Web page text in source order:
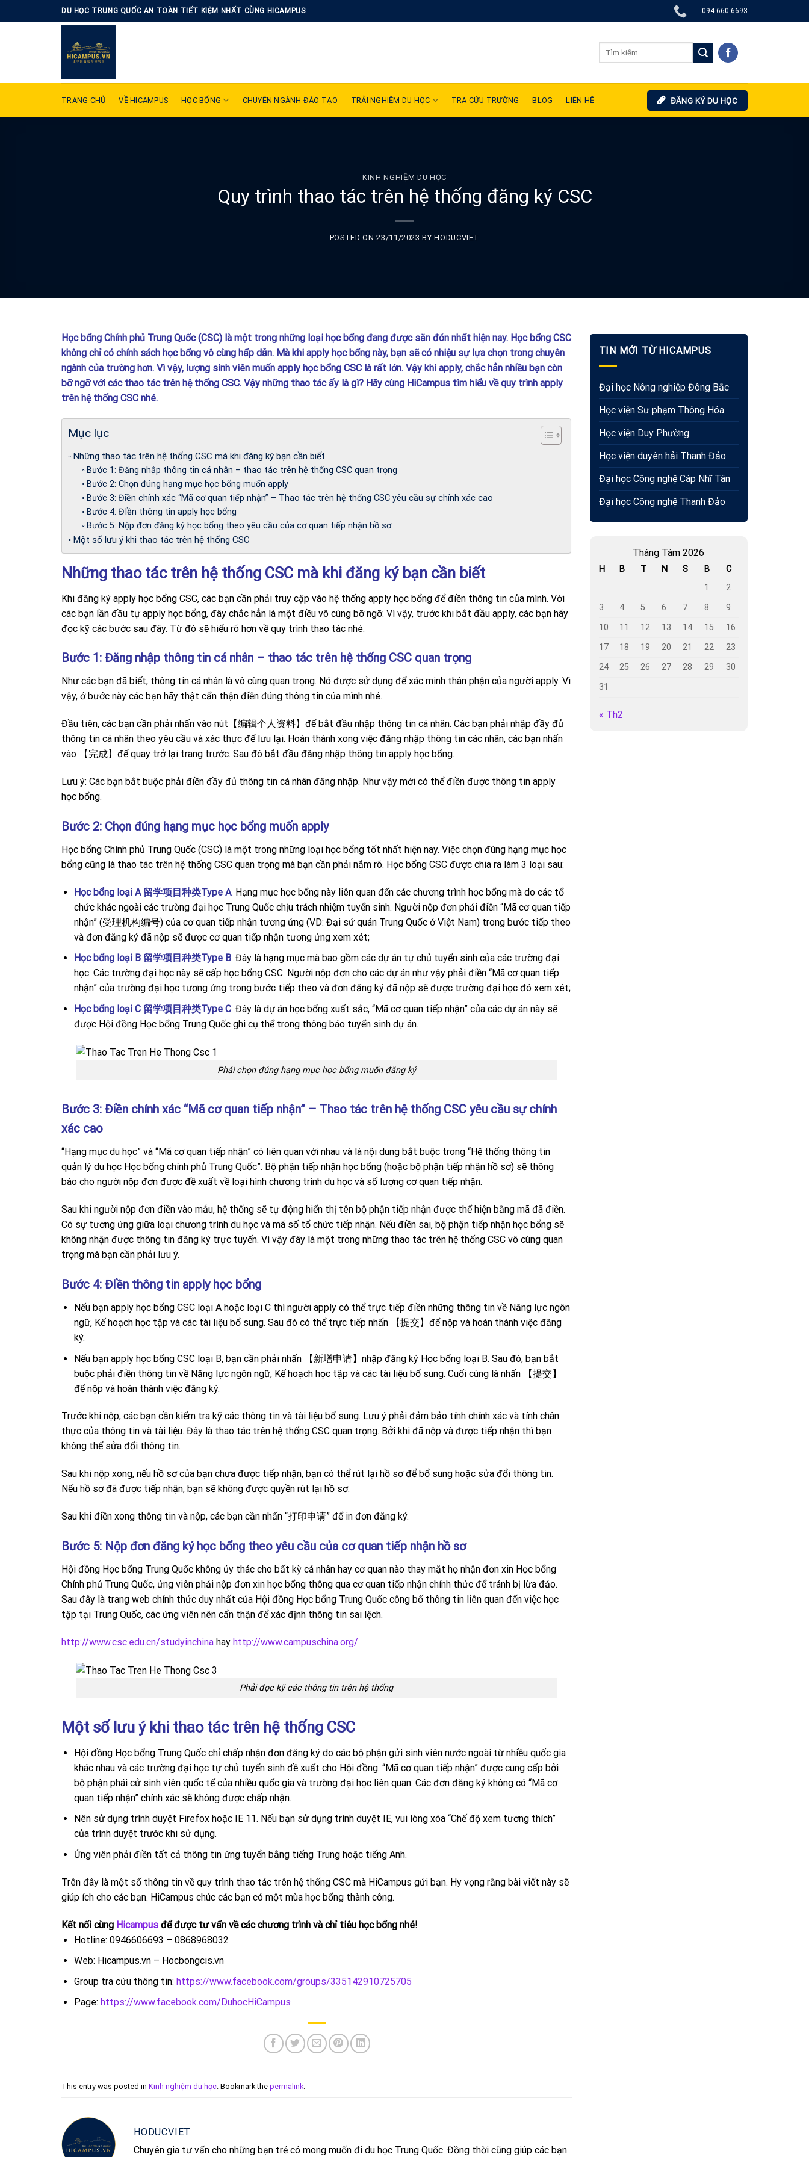
to
DU HỌC TRUNG QUỐC AN TOÀN TIẾT KIỆM NHẤT CÙNG HICAMPUS 094.660.6693
TRANG CHỦ VỀ HICAMPUS HỌC BỔNG CHUYÊN NGÀNH ĐÀO TẠO TRẢI NGHIỆM DU HỌC TRA CỨU TRƯỜNG BLOG LIÊN HỆ ĐĂNG KÝ DU HỌC
KINH NGHIỆM DU HỌC
Quy trình thao tác trên hệ thống đăng ký CSC
POSTED ON23/11/2023 BYHODUCVIET
Học bổng Chính phủ Trung Quốc (CSC) là một trong những loại học bổng đang được săn đón nhất hiện nay. Học bổng CSC
không chỉ có chính sách học bổng vô cùng hấp dẫn. Mà khi apply học bổng này, bạn sẽ có nhiệu sự lựa chọn trong chuyên
ngành của trường hơn. Vì vậy, lượng sinh viên muốn apply học bổng CSC là rất lớn. Vậy khi apply, chắc hẳn nhiều bạn còn
bỡ ngỡ với các thao tác trên hệ thống CSC. Vậy những thao tác ấy là gì? Hãy cùng HiCampus tìm hiểu về quy trình apply
trên hệ thống CSC nhé.
Mục lục
Những thao tác trên hệ thống CSC mà khi đăng ký bạn cần biết
Bước 1: Đăng nhập thông tin cá nhân – thao tác trên hệ thống CSC quan trọng
Bước 2: Chọn đúng hạng mục học bổng muốn apply
Bước 3: Điền chính xác “Mã cơ quan tiếp nhận” – Thao tác trên hệ thống CSC yêu cầu sự chính xác cao
Bước 4: ĐIền thông tin apply học bổng
Bước 5: Nộp đơn đăng ký học bổng theo yêu cầu của cơ quan tiếp nhận hồ sơ
Một số lưu ý khi thao tác trên hệ thống CSC
Những thao tác trên hệ thống CSC mà khi đăng ký bạn cần biết
Khi đăng ký apply học bổng CSC, các bạn cần phải truy cập vào hệ thống apply học bổng để điền thông tin của mình. Với
các bạn lần đầu tự apply học bổng, đây chắc hẳn là một điều vô cùng bỡ ngỡ. Vì vậy, trước khi bắt đầu apply, các bạn hãy
đọc kỹ các bước sau đây. Từ đó sẽ hiểu rõ hơn về quy trình thao tác nhé.
Bước 1: Đăng nhập thông tin cá nhân – thao tác trên hệ thống CSC quan trọng
Như các bạn đã biết, thông tin cá nhân là vô cùng quan trọng. Nó được sử dụng để xác minh thân phận của người apply. Vì
vậy, ở bước này các bạn hãy thật cẩn thận điền đúng thông tin của mình nhé.
Đầu tiên, các bạn cần phải nhấn vào nút【编辑个人资料】để bắt đầu nhập thông tin cá nhân. Các bạn phải nhập đầy đủ
thông tin cá nhân theo yêu cầu và xác thực để lưu lại. Hoàn thành xong việc đăng nhập thông tin các nhân, các bạn nhấn
vào 【完成】để quay trở lại trang trước. Sau đó bắt đầu đăng nhập thông tin apply học bổng.
Lưu ý: Các bạn bắt buộc phải điền đầy đủ thông tin cá nhân đăng nhập. Như vậy mới có thể điền được thông tin apply
học bổng.
Bước 2: Chọn đúng hạng mục học bổng muốn apply
Học bổng Chính phủ Trung Quốc (CSC) là một trong những loại học bổng tốt nhất hiện nay. Việc chọn đúng hạng mục học
bổng cũng là thao tác trên hệ thống CSC quan trọng mà bạn cần phải nắm rõ. Học bổng CSC được chia ra làm 3 loại sau:
Học bổng loại A 留学项目种类Type A. Hạng mục học bổng này liên quan đến các chương trình học bổng mà do các tổ
chức khác ngoài các trường đại học Trung Quốc chịu trách nhiệm tuyển sinh. Người nộp đơn phải điền “Mã cơ quan tiếp
nhận” (受理机构编号) của cơ quan tiếp nhận tương ứng (VD: Đại sứ quán Trung Quốc ở Việt Nam) trong bước tiếp theo
và đơn đăng ký đã nộp sẽ được cơ quan tiếp nhận tương ứng xem xét;
Học bổng loại B 留学项目种类Type B. Đây là hạng mục mà bao gồm các dự án tự chủ tuyển sinh của các trường đại
học. Các trường đại học này sẽ cấp học bổng CSC. Người nộp đơn cho các dự án như vậy phải điền “Mã cơ quan tiếp
nhận” của trường đại học tương ứng trong bước tiếp theo và đơn đăng ký đã nộp sẽ được trường đại học đó xem xét;
Học bổng loại C 留学项目种类Type C. Đây là dự án học bổng xuất sắc, “Mã cơ quan tiếp nhận” của các dự án này sẽ
được Hội đồng Học bổng Trung Quốc ghi cụ thể trong thông báo tuyển sinh dự án.
Phải chọn đúng hạng mục học bổng muốn đăng ký
Bước 3: Điền chính xác “Mã cơ quan tiếp nhận” – Thao tác trên hệ thống CSC yêu cầu sự chính
xác cao
“Hạng mục du học” và “Mã cơ quan tiếp nhận” có liên quan với nhau và là nội dung bắt buộc trong “Hệ thống thông tin
quản lý du học Học bổng chính phủ Trung Quốc”. Bộ phận tiếp nhận học bổng (hoặc bộ phận tiếp nhận hồ sơ) sẽ thông
báo cho người nộp đơn được đề xuất về loại hình chương trình du học và số lượng cơ quan tiếp nhận.
Sau khi người nộp đơn điền vào mẫu, hệ thống sẽ tự động hiển thị tên bộ phận tiếp nhận được thể hiện bằng mã đã điền.
Có sự tương ứng giữa loại chương trình du học và mã số tổ chức tiếp nhận. Nếu điền sai, bộ phận tiếp nhận học bổng sẽ
không nhận được thông tin đăng ký trực tuyến. Vì vậy đây là một trong những thao tác trên hệ thống CSC vô cùng quan
trọng mà bạn cần phải lưu ý.
Bước 4: ĐIền thông tin apply học bổng
Nếu bạn apply học bổng CSC loại A hoặc loại C thì người apply có thể trực tiếp điền những thông tin về Năng lực ngôn
ngữ, Kế hoạch học tập và các tài liệu bổ sung. Sau đó có thể trực tiếp nhấn 【提交】để nộp và hoàn thành việc đăng
ký.
Nếu bạn apply học bổng CSC loại B, bạn cần phải nhấn 【新增申请】nhập đăng ký Học bổng loại B. Sau đó, bạn bắt
buộc phải điền thông tin về Năng lực ngôn ngữ, Kế hoạch học tập và các tài liệu bổ sung. Cuối cùng là nhấn 【提交】
để nộp và hoàn thành việc đăng ký.
Trước khi nộp, các bạn cần kiểm tra kỹ các thông tin và tài liệu bổ sung. Lưu ý phải đảm bảo tính chính xác và tính chân
thực của thông tin và tài liệu. Đây là thao tác trên hệ thống CSC quan trọng. Bởi khi đã nộp và được tiếp nhận thì bạn
không thể sửa đổi thông tin.
Sau khi nộp xong, nếu hồ sơ của bạn chưa được tiếp nhận, bạn có thể rút lại hồ sơ để bổ sung hoặc sửa đổi thông tin.
Nếu hồ sơ đã được tiếp nhận, bạn sẽ không được quyền rút lại hồ sơ.
Sau khi điền xong thông tin và nộp, các bạn cần nhấn “打印申请” để in đơn đăng ký.
Bước 5: Nộp đơn đăng ký học bổng theo yêu cầu của cơ quan tiếp nhận hồ sơ
Hội đồng Học bổng Trung Quốc không ủy thác cho bất kỳ cá nhân hay cơ quan nào thay mặt họ nhận đơn xin Học bổng
Chính phủ Trung Quốc, ứng viên phải nộp đơn xin học bổng thông qua cơ quan tiếp nhận chính thức để tránh bị lừa đảo.
Sau đây là trang web chính thức duy nhất của Hội đồng Học bổng Trung Quốc công bố thông tin liên quan đến việc học
tập tại Trung Quốc, các ứng viên nên cẩn thận để xác định thông tin sai lệch.
http://www.csc.edu.cn/studyinchina hay http://www.campuschina.org/
Phải đọc kỹ các thông tin trên hệ thống
Một số lưu ý khi thao tác trên hệ thống CSC
Hội đồng Học bổng Trung Quốc chỉ chấp nhận đơn đăng ký do các bộ phận gửi sinh viên nước ngoài từ nhiều quốc gia
khác nhau và các trường đại học tự chủ tuyển sinh đề xuất cho Hội đồng. “Mã cơ quan tiếp nhận” được cung cấp bởi
bộ phận phái cử sinh viên quốc tế của nhiều quốc gia và trường đại học liên quan. Các đơn đăng ký không có “Mã cơ
quan tiếp nhận” chính xác sẽ không được chấp nhận.
Nên sử dụng trình duyệt Firefox hoặc IE 11. Nếu bạn sử dụng trình duyệt IE, vui lòng xóa “Chế độ xem tương thích”
của trình duyệt trước khi sử dụng.
Ứng viên phải điền tất cả thông tin ứng tuyển bằng tiếng Trung hoặc tiếng Anh.
Trên đây là một số thông tin về quy trình thao tác trên hệ thống CSC mà HiCampus gửi bạn. Hy vọng rằng bài viết này sẽ
giúp ích cho các bạn. HiCampus chúc các bạn có một mùa học bổng thành công.
Kết nối cùng Hicampus để được tư vấn về các chương trình và chỉ tiêu học bổng nhé!
Hotline: 0946606693 – 0868968032
Web: Hicampus.vn – Hocbongcis.vn
Group tra cứu thông tin: https://www.facebook.com/groups/335142910725705
Page: https://www.facebook.com/DuhocHiCampus
This entry was posted in Kinh nghiệm du học . Bookmark the permalink
HODUCVIET
Chuyên gia tư vấn cho những bạn trẻ có mong muốn đi du học Trung Quốc. Đồng thời cũng giúp các bạn
TIN MỚI TỪ HICAMPUS
Đại học Nông nghiệp Đông Bắc
Học viện Sư phạm Thông Hóa
Học viện Duy Phường
Học viện duyên hải Thanh Đảo
Đại học Công nghệ Cáp Nhĩ Tân
Đại học Công nghệ Thanh Đảo
Tháng Tám 2026
H B T N S B
C
1
2
3
4 5 6 7 8
9
10
11 12 13 14 15
16
17
18 19 20 21 22
23
24
25 26 27 28 29
30
31
« Th2